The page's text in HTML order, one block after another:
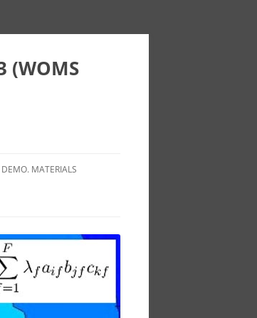
DEMO. MATERIALS